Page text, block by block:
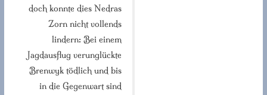
doch konnte dies Nedras
Zorn nicht vollends
lindern: Bei einem
Jagdausflug verunglückte
Brenwyk tödlich und bis
in die Gegenwart sind